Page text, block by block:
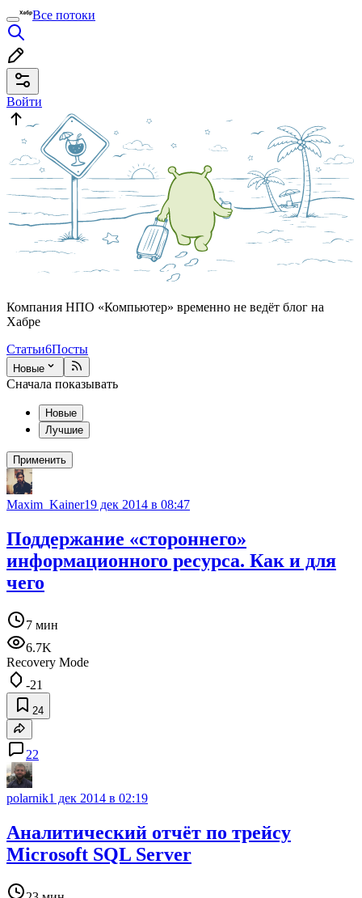
Все потоки
Войти
Компания НПО «Компьютер» временно не ведёт блог на
Хабре
Статьи6Посты
Новые
Сначала показывать
Новые
Лучшие
Применить
Maxim_Kainer19 дек 2014 в 08:47
Поддержание «стороннего»
информационного ресурса. Как и для
чего
7 мин
6.7K
Recovery Mode
-21
24
22
polarnik1 дек 2014 в 02:19
Аналитический отчёт по трейсу
Microsoft SQL Server